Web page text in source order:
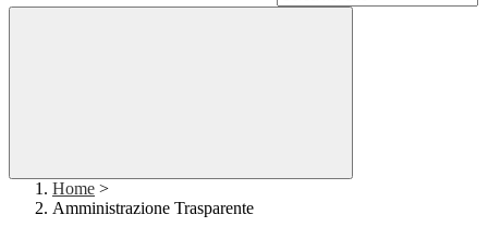
Home >
Amministrazione Trasparente